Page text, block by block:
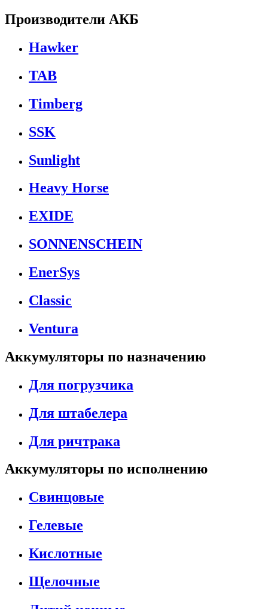
Производители АКБ
Hawker
TAB
Timberg
SSK
Sunlight
Heavy Horse
EXIDE
SONNENSCHEIN
EnerSys
Classic
Ventura
Аккумуляторы по назначению
Для погрузчика
Для штабелера
Для ричтрака
Аккумуляторы по исполнению
Свинцовые
Гелевые
Кислотные
Щелочные